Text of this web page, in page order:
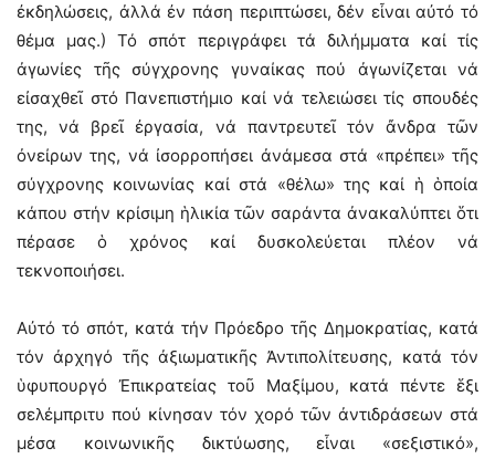
ἐκδηλώσεις, ἀλλά ἐν πάση περιπτώσει, δέν εἶναι αὐτό τό
θέμα μας.) Τό σπότ περιγράφει τά διλήμματα καί τίς
ἀγωνίες τῆς σύγχρονης γυναίκας πού ἀγωνίζεται νά
εἰσαχθεῖ στό Πανεπιστήμιο καί νά τελειώσει τίς σπουδές
της, νά βρεῖ ἐργασία, νά παντρευτεῖ τόν ἄνδρα τῶν
ὀνείρων της, νά ἰσορροπήσει ἀνάμεσα στά «πρέπει» τῆς
σύγχρονης κοινωνίας καί στά «θέλω» της καί ἡ ὁποία
κάπου στήν κρίσιμη ἡλικία τῶν σαράντα ἀνακαλύπτει ὅτι
πέρασε ὁ χρόνος καί δυσκολεύεται πλέον νά
τεκνοποιήσει.
Αὐτό τό σπότ, κατά τήν Πρόεδρο τῆς Δημοκρατίας, κατά
τόν ἀρχηγό τῆς ἀξιωματικῆς Ἀντιπολίτευσης, κατά τόν
ὑφυπουργό Ἐπικρατείας τοῦ Μαξίμου, κατά πέντε ἕξι
σελέμπριτυ πού κίνησαν τόν χορό τῶν ἀντιδράσεων στά
μέσα κοινωνικῆς δικτύωσης, εἶναι «σεξιστικό»,